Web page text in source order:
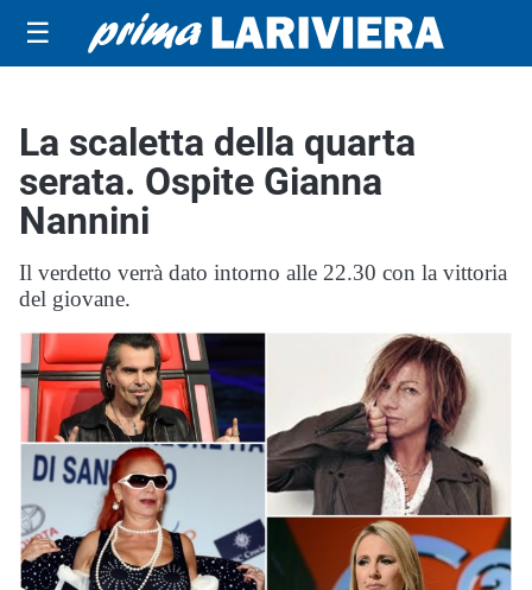
☰
La scaletta della quarta
serata. Ospite Gianna
Nannini
Il verdetto verrà dato intorno alle 22.30 con la vittoria
del giovane.